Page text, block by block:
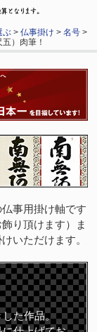
ぶ >仏事掛け >名号 >
）肉筆！
事用掛け軸です
り頂けます）ま
いただけます。
した作品。